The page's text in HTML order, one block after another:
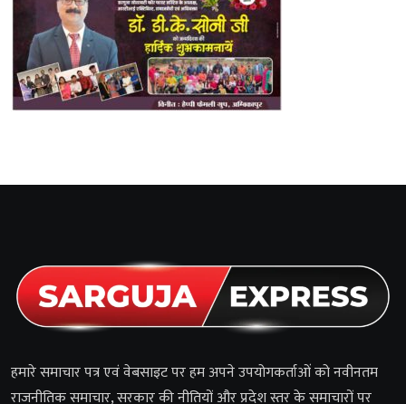
हमारे समाचार पत्र एवं वेबसाइट पर हम अपने उपयोगकर्ताओं को नवीनतम
राजनीतिक समाचार, सरकार की नीतियों और प्रदेश स्तर के समाचारों पर